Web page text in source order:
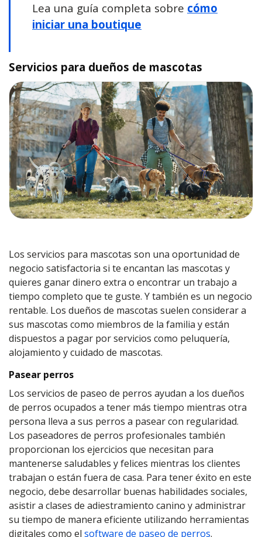
Lea una guía completa sobre cómo
iniciar una boutique
Servicios para dueños de mascotas
Los servicios para mascotas son una oportunidad de
negocio satisfactoria si te encantan las mascotas y
quieres ganar dinero extra o encontrar un trabajo a
tiempo completo que te guste. Y también es un negocio
rentable. Los dueños de mascotas suelen considerar a
sus mascotas como miembros de la familia y están
dispuestos a pagar por servicios como peluquería,
alojamiento y cuidado de mascotas.
Pasear perros
Los servicios de paseo de perros ayudan a los dueños
de perros ocupados a tener más tiempo mientras otra
persona lleva a sus perros a pasear con regularidad.
Los paseadores de perros profesionales también
proporcionan los ejercicios que necesitan para
mantenerse saludables y felices mientras los clientes
trabajan o están fuera de casa. Para tener éxito en este
negocio, debe desarrollar buenas habilidades sociales,
asistir a clases de adiestramiento canino y administrar
su tiempo de manera eficiente utilizando herramientas
digitales como el software de paseo de perros.